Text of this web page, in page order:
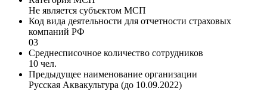
Не является субъектом МСП
Код вида деятельности для отчетности страховых
компаний РФ
03
Среднесписочное количество сотрудников
10 чел.
Предыдущее наименование организации
Русская Аквакультура (до 10.09.2022)